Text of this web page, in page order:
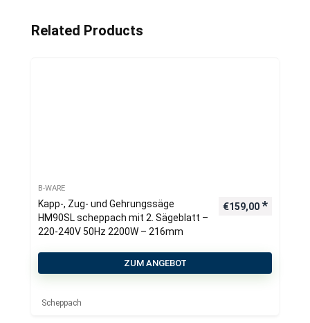
Related Products
B-WARE
Kapp-, Zug- und Gehrungssäge
HM90SL scheppach mit 2. Sägeblatt –
220-240V 50Hz 2200W – 216mm
€159,00
ZUM ANGEBOT
Scheppach